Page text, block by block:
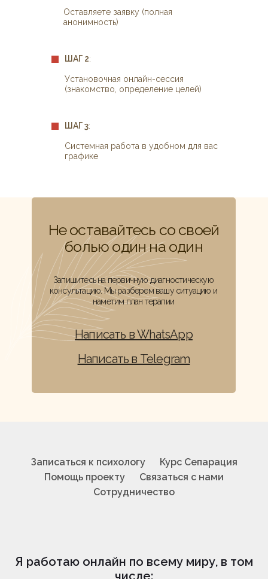
Оставляете заявку (полная
анонимность)
ШАГ 2:
Установочная онлайн-сессия
(знакомство, определение целей)
ШАГ 3:
Системная работа в удобном для вас
графике
Не оставайтесь со своей
болью один на один
Запишитесь на первичную диагностическую
консультацию. Мы разберем вашу ситуацию и
наметим план терапии
Написать в WhatsApp
Написать в Telegram
Записаться к психологу
Курс Сепарация
Помощь проекту
Связаться с нами
Сотрудничество
Я работаю онлайн по всему миру, в том
числе: